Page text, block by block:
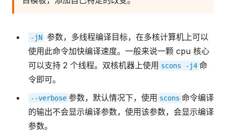
-jN 参数，多线程编译目标，在多核计算机上可以
使用此命令加快编译速度。一般来说一颗 cpu 核心
可以支持 2 个线程。双核机器上使用 scons -j4 命
令即可。
--verbose 参数，默认情况下，使用 scons 命令编译
的输出不会显示编译参数，使用该参数，会显示编译
参数。